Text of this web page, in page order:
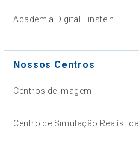
Academia Digital Einstein
Nossos Centros
Centros de Imagem
Centro de Simulação Realística